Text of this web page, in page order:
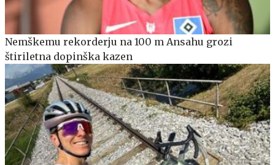
Nemškemu rekorderju na 100 m Ansahu grozi
štiriletna dopinška kazen